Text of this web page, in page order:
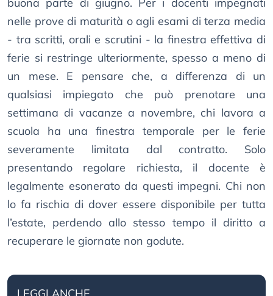
buona parte di giugno. Per i docenti impegnati
nelle prove di maturità o agli esami di terza media
- tra scritti, orali e scrutini - la finestra effettiva di
ferie si restringe ulteriormente, spesso a meno di
un mese. E pensare che, a differenza di un
qualsiasi impiegato che può prenotare una
settimana di vacanze a novembre, chi lavora a
scuola ha una finestra temporale per le ferie
severamente limitata dal contratto. Solo
presentando regolare richiesta, il docente è
legalmente esonerato da questi impegni. Chi non
lo fa rischia di dover essere disponibile per tutta
l’estate, perdendo allo stesso tempo il diritto a
recuperare le giornate non godute.